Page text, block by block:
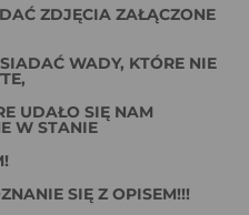
ZDJĘCIA ZAŁĄCZONE
WADY, KTÓRE NIE
UDAŁO SIĘ NAM
W STANIE
SIĘ Z OPISEM!!!